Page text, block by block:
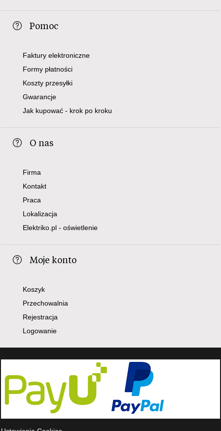
Pomoc
Faktury elektroniczne
Formy płatności
Koszty przesyłki
Gwarancje
Jak kupować - krok po kroku
O nas
Firma
Kontakt
Praca
Lokalizacja
Elektriko.pl - oświetlenie
Moje konto
Koszyk
Przechowalnia
Rejestracja
Logowanie